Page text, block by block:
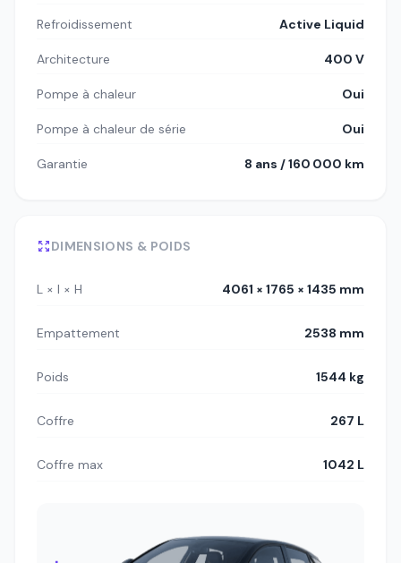
Refroidissement Active Liquid
Architecture 400 V
Pompe à chaleur Oui
Pompe à chaleur de série Oui
Garantie 8 ans / 160 000 km
DIMENSIONS & POIDS
L × l × H 4061 × 1765 × 1435 mm
Empattement 2538 mm
Poids 1544 kg
Coffre 267 L
Coffre max 1042 L